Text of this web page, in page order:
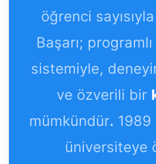
öğrenci sayısıyla
Başarı;
sistemiyle,
ve özverili bir
mümkündür. 1989
üniversiteye